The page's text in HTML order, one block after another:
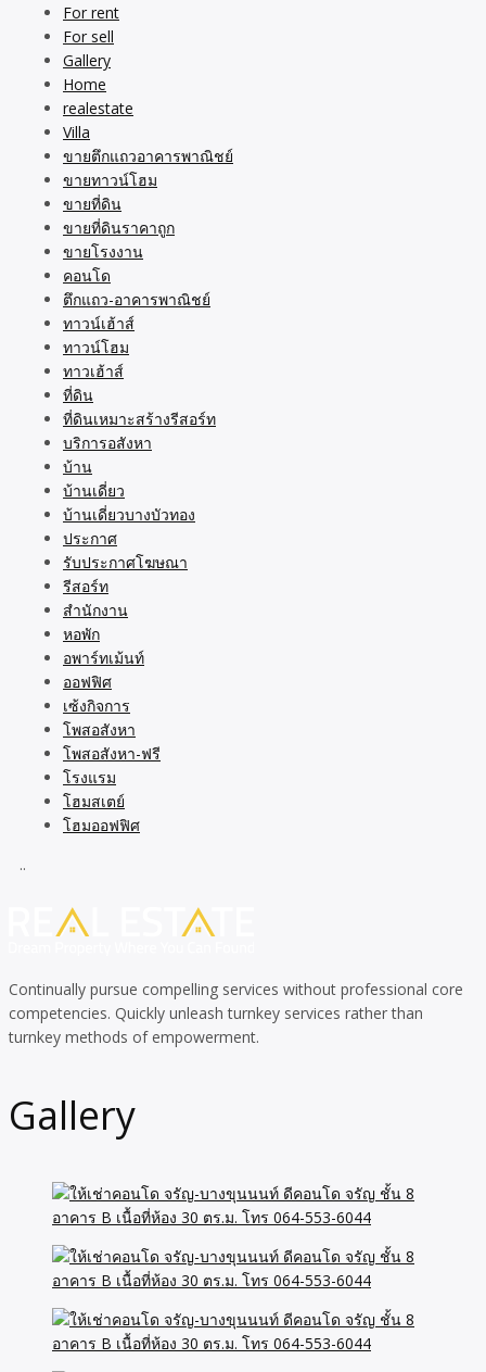
For rent
For sell
Gallery
Home
realestate
Villa
ขายตึกแถวอาคารพาณิชย์
ขายทาวน์โฮม
ขายที่ดิน
ขายที่ดินราคาถูก
ขายโรงงาน
คอนโด
ตึกแถว-อาคารพาณิชย์
ทาวน์เฮ้าส์
ทาวน์โฮม
ทาวเฮ้าส์
ที่ดิน
ที่ดินเหมาะสร้างรีสอร์ท
บริการอสังหา
บ้าน
บ้านเดี่ยว
บ้านเดี่ยวบางบัวทอง
ประกาศ
รับประกาศโฆษณา
รีสอร์ท
สำนักงาน
หอพัก
อพาร์ทเม้นท์
ออฟฟิศ
เซ้งกิจการ
โพสอสังหา
โพสอสังหา-ฟรี
โรงแรม
โฮมสเตย์
โฮมออฟฟิศ
..
Continually pursue compelling services without professional core
competencies. Quickly unleash turnkey services rather than
turnkey methods of empowerment.
Gallery